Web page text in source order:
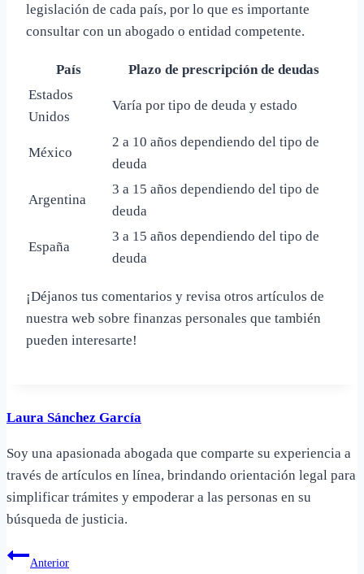
legislación de cada país, por lo que es importante
consultar con un abogado o entidad competente.
País
Plazo de prescripción de deudas
Estados
Unidos
Varía por tipo de deuda y estado
México
2 a 10 años dependiendo del tipo de
deuda
Argentina
3 a 15 años dependiendo del tipo de
deuda
España
3 a 15 años dependiendo del tipo de
deuda
¡Déjanos tus comentarios y revisa otros artículos de
nuestra web sobre finanzas personales que también
pueden interesarte!
Laura Sánchez García
Soy una apasionada abogada que comparte su experiencia a
través de artículos en línea, brindando orientación legal para
simplificar trámites y empoderar a las personas en su
búsqueda de justicia.
Navegación
Anterior